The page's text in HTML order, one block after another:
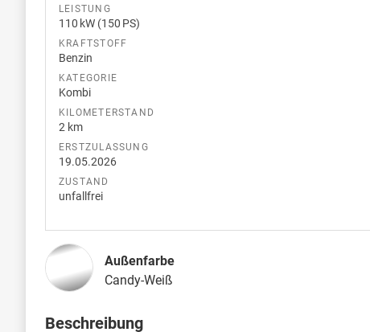
LEISTUNG
110 kW (150 PS)
KRAFTSTOFF
Benzin
KATEGORIE
Kombi
KILOMETERSTAND
2 km
ERSTZULASSUNG
19.05.2026
ZUSTAND
unfallfrei
Außenfarbe
Candy-Weiß
Beschreibung